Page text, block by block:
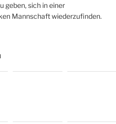
geben, sich in einer
Mannschaft wiederzufinden.